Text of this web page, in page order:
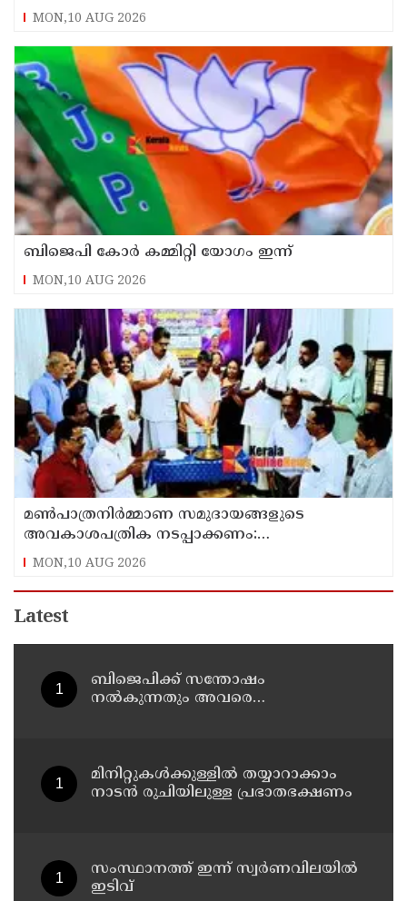
MON,10 AUG 2026
ബിജെപി കോർ കമ്മിറ്റി യോഗം ഇന്ന്
MON,10 AUG 2026
മൺപാത്രനിർമ്മാണ സമുദായങ്ങളുടെ
അവകാശപത്രിക നടപ്പാക്കണം:
മൺപാത്രനിർമ്മാണ സമുദായ സഭ
MON,10 AUG 2026
Latest
ബിജെപിക്ക് സന്തോഷം
നൽകുന്നതും അവരെ
തരൂരിനെതിരെ കെ.സി.
വേണുഗോപാൽ
മിനിറ്റുകൾക്കുള്ളിൽ തയ്യാറാക്കാം
നാടൻ രുചിയിലുള്ള പ്രഭാതഭക്ഷണം
സംസ്ഥാനത്ത് ഇന്ന് സ്വർണവിലയിൽ
ഇടിവ്